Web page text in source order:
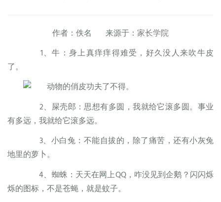
作者：佚名 来源于： 家长学院
1、牛：身上真痒痒得难受，好久没人来吹牛皮
了。
2、屎壳郎：思想有多圆，我就给它滚多圆。事业
有多远，我就给它滚多远。
3、小白兔：不能自拔的，除了痛苦，还有小灰兔
地里的萝卜。
4、蜘蛛：天天在网上QQ，咋没见到企鹅？闪闪烁
烁的图标，不是苍蝇，就是蚊子。